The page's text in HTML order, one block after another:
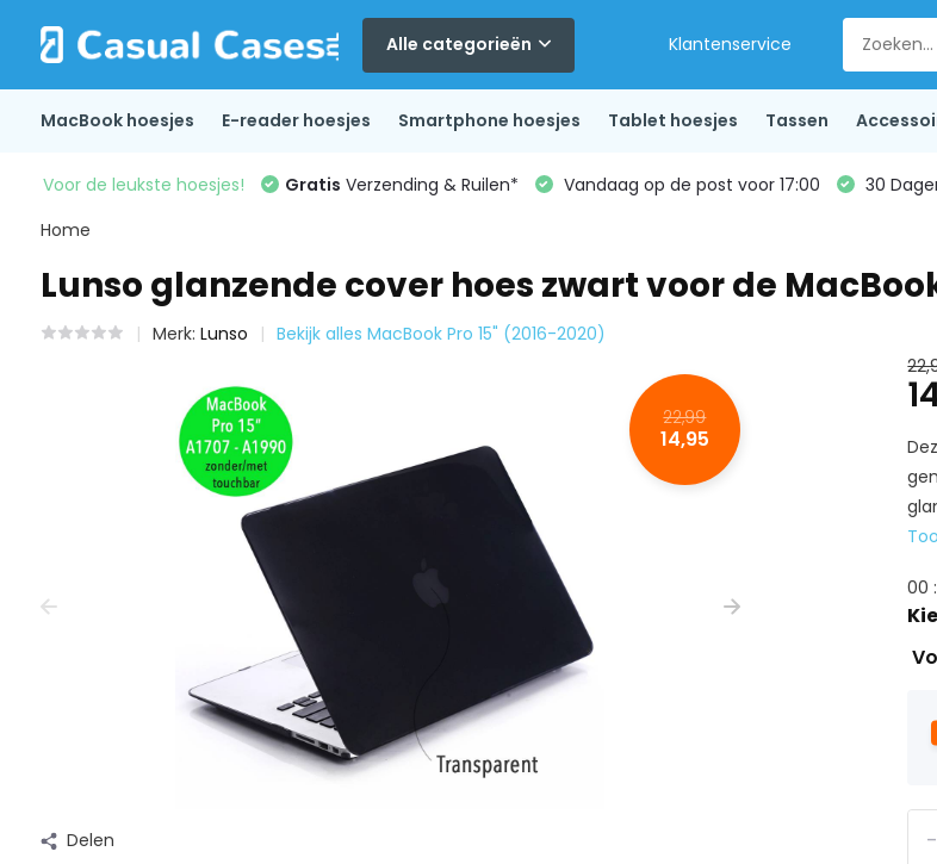
Alle categorieën Klantenservice
MacBook hoesjes E-reader hoesjes Smartphone hoesjes Tablet hoesjes Tassen
Voor de leukste hoesjes! Gratis Verzending & Ruilen* Vandaag op de post voor 17:00
30
Home
Lunso glanzende cover hoes zwart voor de
Merk: Lunso Bekijk alles MacBook Pro 15" (2016-2020)
22,99
14,95
Delen
00
-